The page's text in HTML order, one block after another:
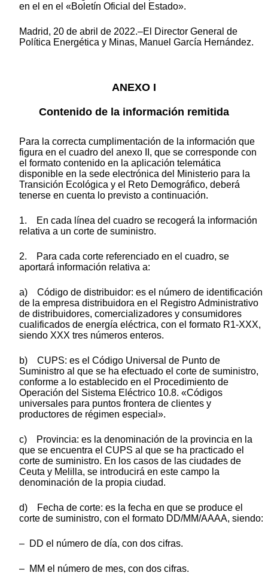
en el en el «Boletín Oficial del Estado».
Madrid, 20 de abril de 2022.–El Director General de
Política Energética y Minas, Manuel García Hernández.
ANEXO I
Contenido de la información remitida
Para la correcta cumplimentación de la información que
figura en el cuadro del anexo II, que se corresponde con
el formato contenido en la aplicación telemática
disponible en la sede electrónica del Ministerio para la
Transición Ecológica y el Reto Demográfico, deberá
tenerse en cuenta lo previsto a continuación.
1. En cada línea del cuadro se recogerá la información
relativa a un corte de suministro.
2. Para cada corte referenciado en el cuadro, se
aportará información relativa a:
a) Código de distribuidor: es el número de identificación
de la empresa distribuidora en el Registro Administrativo
de distribuidores, comercializadores y consumidores
cualificados de energía eléctrica, con el formato R1-XXX,
siendo XXX tres números enteros.
b) CUPS: es el Código Universal de Punto de
Suministro al que se ha efectuado el corte de suministro,
conforme a lo establecido en el Procedimiento de
Operación del Sistema Eléctrico 10.8. «Códigos
universales para puntos frontera de clientes y
productores de régimen especial».
c) Provincia: es la denominación de la provincia en la
que se encuentra el CUPS al que se ha practicado el
corte de suministro. En los casos de las ciudades de
Ceuta y Melilla, se introducirá en este campo la
denominación de la propia ciudad.
d) Fecha de corte: es la fecha en que se produce el
corte de suministro, con el formato DD/MM/AAAA, siendo:
– DD el número de día, con dos cifras.
– MM el número de mes, con dos cifras.